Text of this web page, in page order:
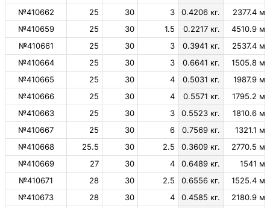
№410662
25 30 3 0.4206 кг.
2377.4 м.
№410659
25 30 1.5 0.2217 кг.
4510.9 м.
№410661
25 30 3 0.3941 кг.
2537.4 м.
№410664
25 30 3 0.6641 кг.
1505.8 м.
№410665
25 30 4 0.5031 кг.
1987.9 м.
№410666
25 30 4 0.5571 кг.
1795.2 м.
№410663
25 30 3 0.5523 кг.
1810.6 м.
№410667
25 30 6 0.7569 кг.
1321.1 м.
№410668
25.5 30 2.5 0.3609 кг.
2770.5 м.
№410669
27 30 4 0.6489 кг.
1541 м.
№410671
28 30 2.5 0.6556 кг.
1525.4 м.
№410673
28 30 4 0.4585 кг.
2180.9 м.